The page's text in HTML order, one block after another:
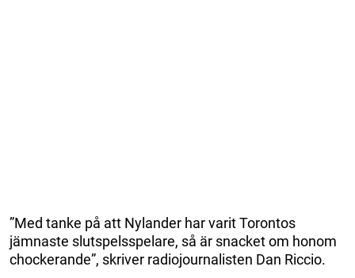
”Med tanke på att Nylander har varit Torontos
jämnaste slutspelsspelare, så är snacket om honom
chockerande”, skriver radiojournalisten Dan Riccio.